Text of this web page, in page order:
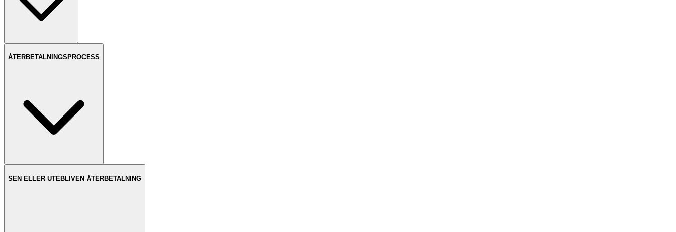
ÅTERBETALNINGSPROCESS
SEN ELLER UTEBLIVEN ÅTERBETALNING